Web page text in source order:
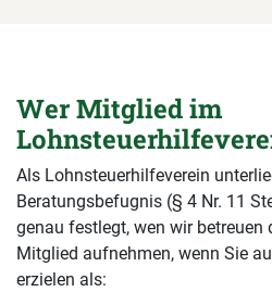
Wer Mitglied im
Als Lohnsteuerhilfeverein
Beratungsbefugnis (§ 4 Nr. 11
genau festlegt, wen wir betreuen
Mitglied aufnehmen, wenn Sie
erzielen als: